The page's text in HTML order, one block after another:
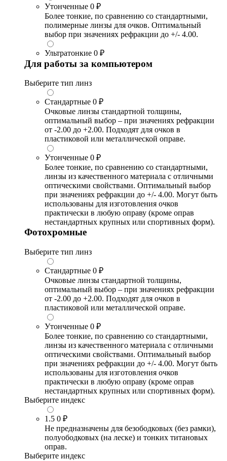
Утонченные 0 ₽
Более тонкие, по сравнению со стандартными,
полимерные линзы для очков. Оптимальный
выбор при значениях рефракции до +/- 4.00.
Ультратонкие 0 ₽
Для работы за компьютером
Выберите тип линз
Стандартные 0 ₽
Очковые линзы стандартной толщины,
оптимальный выбор – при значениях рефракции
от -2.00 до +2.00. Подходят для очков в
пластиковой или металлической оправе.
Утонченные 0 ₽
Более тонкие, по сравнению со стандартными,
линзы из качественного материала с отличными
оптическими свойствами. Оптимальный выбор
при значениях рефракции до +/- 4.00. Могут быть
использованы для изготовления очков
практически в любую оправу (кроме оправ
нестандартных крупных или спортивных форм).
Фотохромные
Выберите тип линз
Стандартные 0 ₽
Очковые линзы стандартной толщины,
оптимальный выбор – при значениях рефракции
от -2.00 до +2.00. Подходят для очков в
пластиковой или металлической оправе.
Утонченные 0 ₽
Более тонкие, по сравнению со стандартными,
линзы из качественного материала с отличными
оптическими свойствами. Оптимальный выбор
при значениях рефракции до +/- 4.00. Могут быть
использованы для изготовления очков
практически в любую оправу (кроме оправ
нестандартных крупных или спортивных форм).
Выберите индекс
1.5 0 ₽
Не предназначены для безободковых (без рамки),
полуободковых (на леске) и тонких титановых
оправ.
Выберите индекс